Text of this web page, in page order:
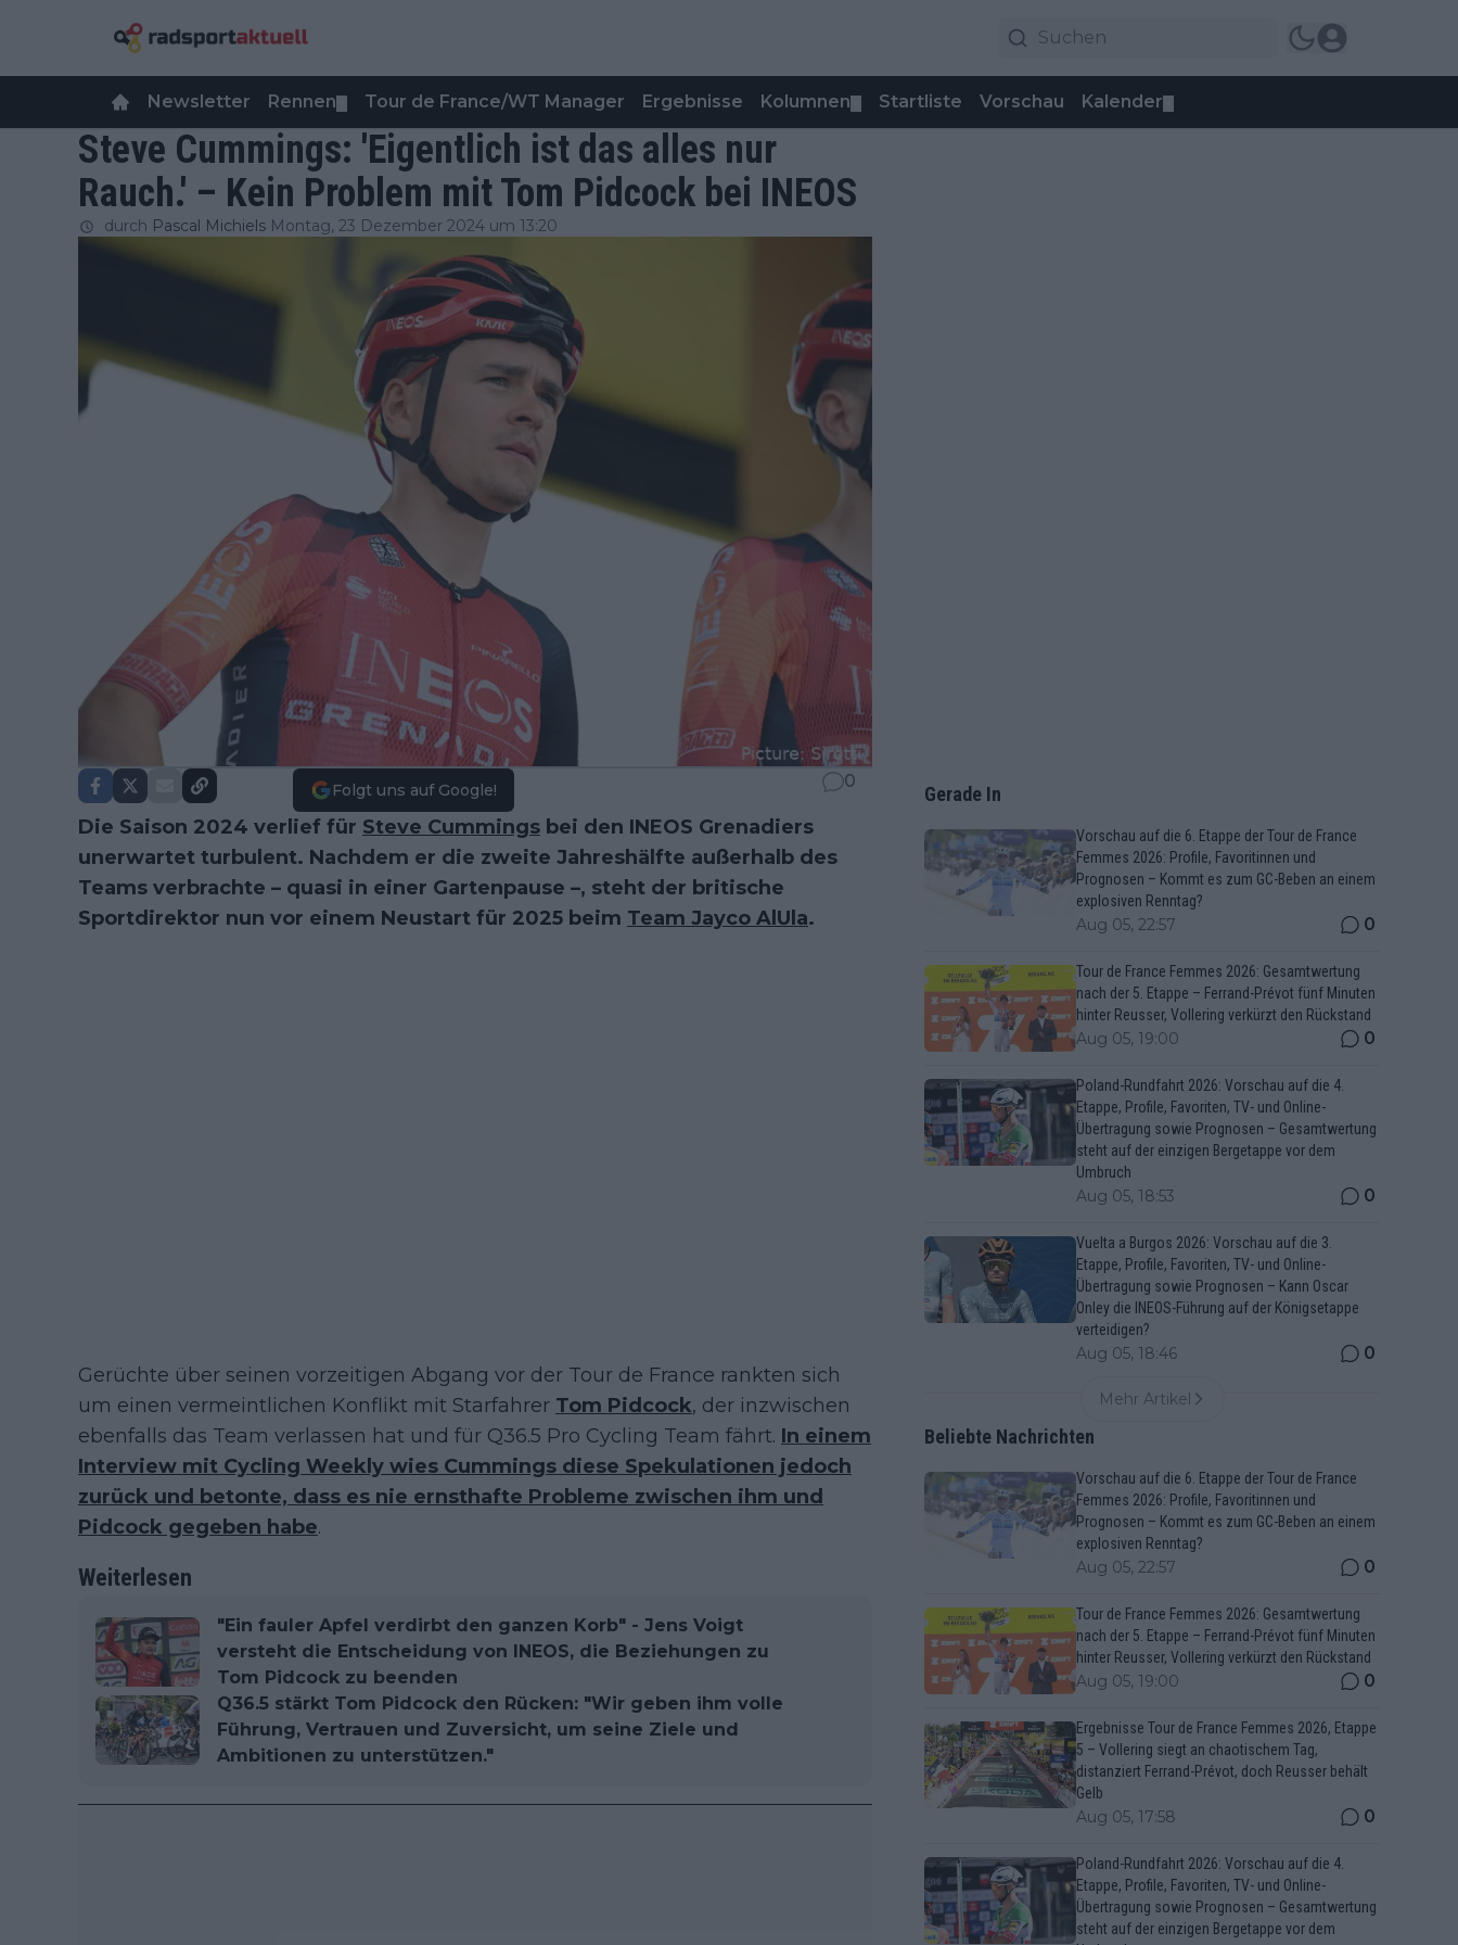
Newsletter Rennen Tour de France/WT Manager Ergebnisse Kolumnen Startliste Vorschau Kalender
Steve Cummings: 'Eigentlich ist das alles nur
Rauch.' – Kein Problem mit Tom Pidcock bei INEOS
durch Pascal Michiels Montag, 23 Dezember 2024 um 13:20
Folgt uns auf Google! 0
Die Saison 2024 verlief für Steve Cummings bei den INEOS Grenadiers
unerwartet turbulent. Nachdem er die zweite Jahreshälfte außerhalb des
Teams verbrachte – quasi in einer Gartenpause –, steht der britische
Sportdirektor nun vor einem Neustart für 2025 beim Team Jayco AlUla.
Gerüchte über seinen vorzeitigen Abgang vor der Tour de France rankten sich
um einen vermeintlichen Konflikt mit Starfahrer Tom Pidcock, der inzwischen
ebenfalls das Team verlassen hat und für Q36.5 Pro Cycling Team fährt. In einem
Interview mit Cycling Weekly wies Cummings diese Spekulationen jedoch
zurück und betonte, dass es nie ernsthafte Probleme zwischen ihm und
Pidcock gegeben habe.
Weiterlesen
"Ein fauler Apfel verdirbt den ganzen Korb" - Jens Voigt
versteht die Entscheidung von INEOS, die Beziehungen zu
Tom Pidcock zu beenden
Q36.5 stärkt Tom Pidcock den Rücken: "Wir geben ihm volle
Führung, Vertrauen und Zuversicht, um seine Ziele und
Ambitionen zu unterstützen."
Gerade In
Vorschau auf die 6. Etappe der Tour de France
Femmes 2026: Profile, Favoritinnen und
Prognosen – Kommt es zum GC-Beben an einem
explosiven Renntag?
Aug 05, 22:57 0
Tour de France Femmes 2026: Gesamtwertung
nach der 5. Etappe – Ferrand-Prévot fünf Minuten
hinter Reusser, Vollering verkürzt den Rückstand
Aug 05, 19:00 0
Poland-Rundfahrt 2026: Vorschau auf die 4.
Etappe, Profile, Favoriten, TV- und Online-
Übertragung sowie Prognosen – Gesamtwertung
steht auf der einzigen Bergetappe vor dem
Umbruch
Aug 05, 18:53 0
Vuelta a Burgos 2026: Vorschau auf die 3.
Etappe, Profile, Favoriten, TV- und Online-
Übertragung sowie Prognosen – Kann Oscar
Onley die INEOS-Führung auf der Königsetappe
verteidigen?
Aug 05, 18:46 0
Mehr Artikel
Beliebte Nachrichten
Vorschau auf die 6. Etappe der Tour de France
Femmes 2026: Profile, Favoritinnen und
Prognosen – Kommt es zum GC-Beben an einem
explosiven Renntag?
Aug 05, 22:57 0
Tour de France Femmes 2026: Gesamtwertung
nach der 5. Etappe – Ferrand-Prévot fünf Minuten
hinter Reusser, Vollering verkürzt den Rückstand
Aug 05, 19:00 0
Ergebnisse Tour de France Femmes 2026, Etappe
5 – Vollering siegt an chaotischem Tag,
distanziert Ferrand-Prévot, doch Reusser behält
Gelb
Aug 05, 17:58 0
Poland-Rundfahrt 2026: Vorschau auf die 4.
Etappe, Profile, Favoriten, TV- und Online-
Übertragung sowie Prognosen – Gesamtwertung
steht auf der einzigen Bergetappe vor dem